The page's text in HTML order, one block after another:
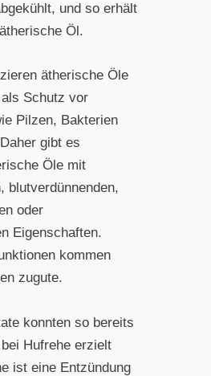
und so erhält
Öl.
ätherische Öle
Schutz vor
Pilzen, Bakterien
gibt es
Öle mit
blutverdünnenden,
oder
Eigenschaften.
kommen
zugute.
konnten so bereits
Hufrehe erzielt
ist eine Entzündung